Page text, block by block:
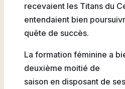
recevaient les Titans du
entendaient bien
quête de succès.
La formation féminine a
deuxième moitié de
saison en disposant de